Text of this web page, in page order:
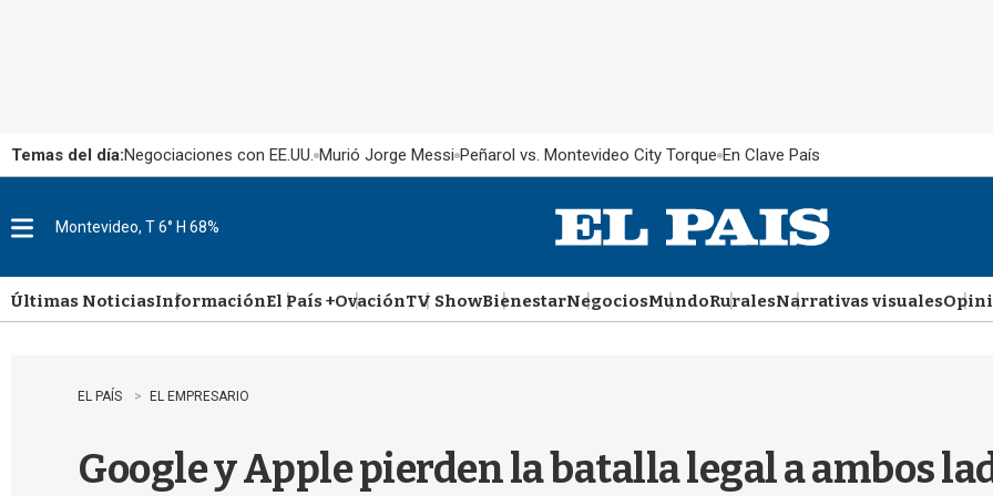
Temas del día:Negociaciones con EE.UU. Murió Jorge Messi Peñarol vs. Montevideo City Torque En Clave País
u
Montevideo, T 6° H 68%
Últimas NoticiasInformaciónEl País +OvaciónTV ShowBienestarNegociosMundoRuralesNarrativas visuales
EL PAÍS EL EMPRESARIO
Google y Apple pierden la batalla legal a ambos